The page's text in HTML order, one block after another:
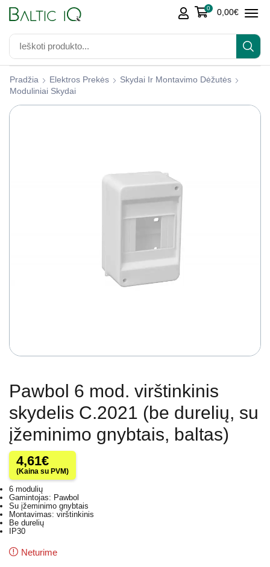
0 0,00€
Pradžia Elektros Prekės
Skydai Ir Montavimo Dėžutės
Moduliniai Skydai
Pawbol 6 mod. virštinkinis
skydelis C.2021 (be durelių, su
įžeminimo gnybtais, baltas)
4,61€
(Kaina su PVM)
6 modulių
Gamintojas: Pawbol
Su įžeminimo gnybtais
Montavimas: virštinkinis
Be durelių
IP30
Neturime